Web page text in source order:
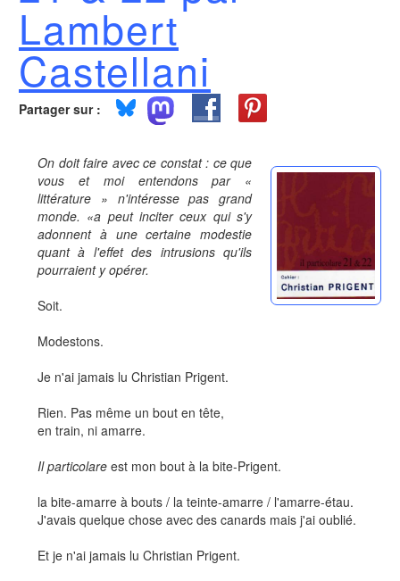
Lambert
Castellani
Partager sur :
On doit faire avec ce constat : ce que
vous et moi entendons par «
littérature » n'intéresse pas grand
monde. «a peut inciter ceux qui s'y
adonnent à une certaine modestie
quant à l'effet des intrusions qu'ils
pourraient y opérer.
Soit.
Modestons.
Je n'ai jamais lu Christian Prigent.
Rien. Pas même un bout en tête,
en train, ni amarre.
Il particolare est mon bout à la bite-Prigent.
la bite-amarre à bouts / la teinte-amarre / l'amarre-étau.
J'avais quelque chose avec des canards mais j'ai oublié.
Et je n'ai jamais lu Christian Prigent.